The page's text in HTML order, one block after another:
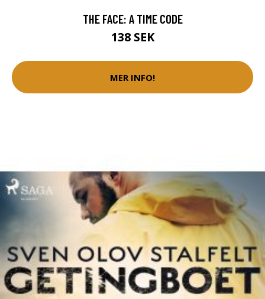
THE FACE: A TIME CODE
138 SEK
MER INFO!